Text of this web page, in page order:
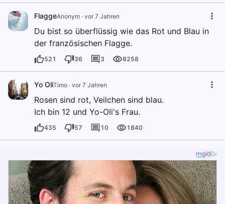
FlaggeAnonym · vor 7 Jahren
Du bist so überflüssig wie das Rot und Blau in
der französischen Flagge.
521 36 3 8258
Yo OliTimo · vor 7 Jahren
Rosen sind rot, Veilchen sind blau.
Ich bin 12 und Yo-Oli's Frau.
435 57 10 1840